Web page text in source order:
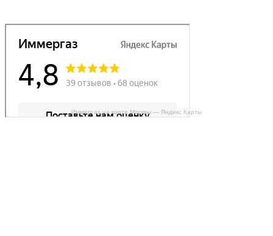
Иммергаз на карте Москвы — Яндекс Карты